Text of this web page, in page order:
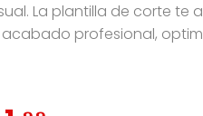
La plantilla de corte te
profesional,